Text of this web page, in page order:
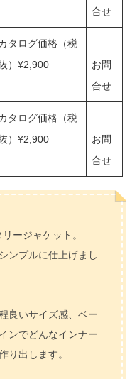
合せ
タログ価格（税
）¥2,900
お問
合せ
タログ価格（税
）¥2,900
お問
合せ
ージャケット。
ンプルに仕上げまし
良いサイズ感、ベー
ンでどんなインナー
り出します。